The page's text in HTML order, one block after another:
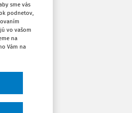
Obľúbené
Stiahnuť
sme vás
podnetov,
vo vašom
na
Vám na